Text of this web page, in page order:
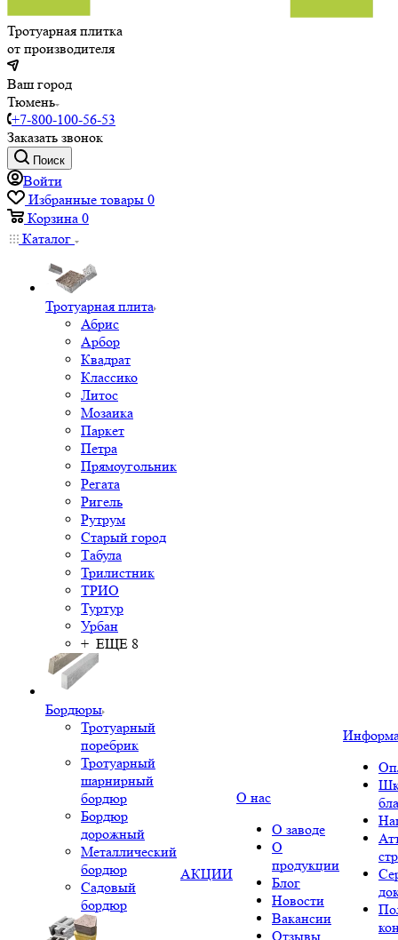
Тротуарная плитка
от производителя
Ваш город
Тюмень
+7-800-100-56-53
Заказать звонок
Поиск
Войти
Избранные товары 0
Корзина 0
Каталог
Тротуарная плита
Абрис
Арбор
Квадрат
Классико
Литос
Мозаика
Паркет
Петра
Прямоугольник
Регата
Ригель
Рутрум
Старый город
Табула
Трилистник
ТРИО
Туртур
Урбан
+ ЕЩЕ 8
Бордюры
Тротуарный
поребрик
Тротуарный
шарнирный
бордюр
Бордюр
дорожный
Металлический
бордюр
Садовый
бордюр
АКЦИИ
О нас
О заводе
О
продукции
Блог
Новости
Вакансии
Отзывы